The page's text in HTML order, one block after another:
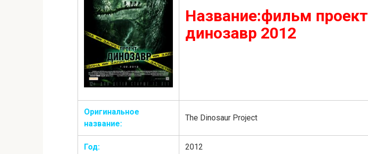
Название:фильм проект
динозавр 2012
Оригинальное
название:
The Dinosaur Project
Год: 2012